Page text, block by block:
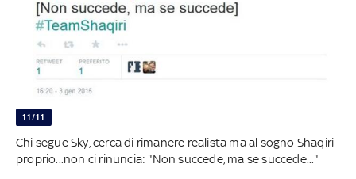
11/11
Chi segue Sky, cerca di rimanere realista ma al sogno Shaqiri
proprio...non ci rinuncia: "Non succede, ma se succede..."